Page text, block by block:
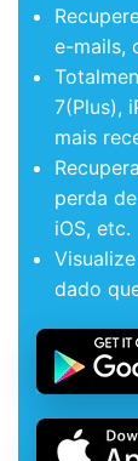
e-mails,
7(Plus),
mais
perda
iOS, etc.
dado